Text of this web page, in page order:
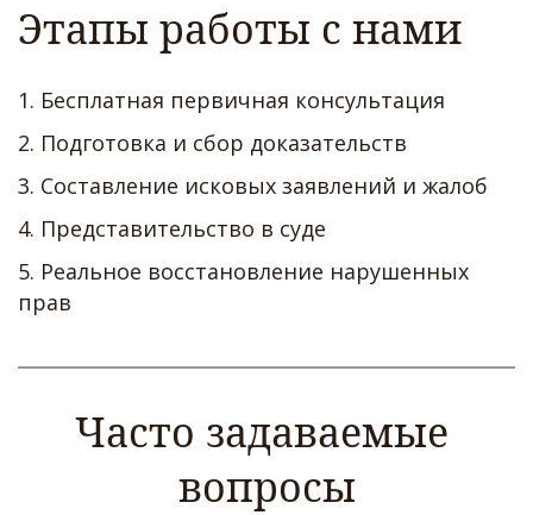
Этапы работы с нами
1. Бесплатная первичная консультация
2. Подготовка и сбор доказательств
3. Составление исковых заявлений и жалоб
4. Представительство в суде
5. Реальное восстановление нарушенных
прав
Часто задаваемые
вопросы